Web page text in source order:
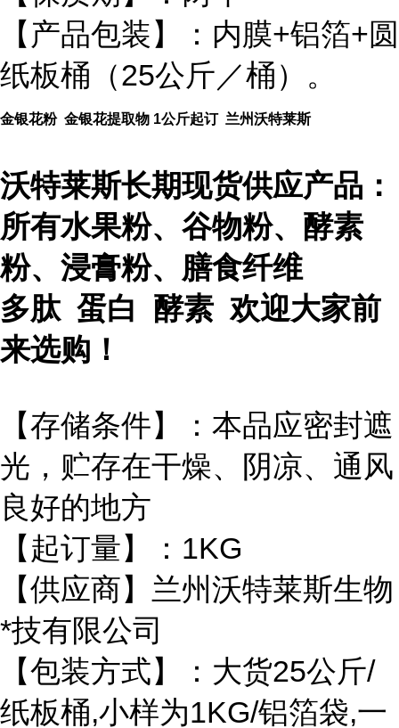
【产品包装】：内膜+铝箔+圆
纸板桶（25公斤／桶）。
金银花粉 金银花提取物 1公斤起订 兰州沃特莱斯
沃特莱斯长期现货供应产品：
所有水果粉、谷物粉、酵素
粉、浸膏粉、膳食纤维
多肽 蛋白 酵素 欢迎大家前
来选购！
【存储条件】：本品应密封遮
光，贮存在干燥、阴凉、通风
良好的地方
【起订量】：1KG
【供应商】兰州沃特莱斯生物
*技有限公司
【包装方式】：大货25公斤/
纸板桶,小样为1KG/铝箔袋,一